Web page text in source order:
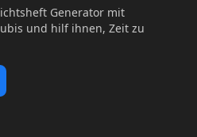
Generator mit
und hilf ihnen, Zeit zu